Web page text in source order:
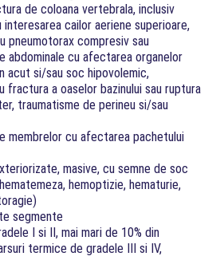
de coloana vertebrala, inclusiv
cailor aeriene superioare,
pneumotorax compresiv sau
abdominale cu afectarea organelor
acut si/sau soc hipovolemic,
fractura a oaselor bazinului sau ruptura
traumatisme de perineu si/sau
membrelor cu afectarea pachetului
masive, cu semne de soc
hemoptizie, hematurie,
segmente
I si II, mai mari de 10% din
termice de gradele III si IV,